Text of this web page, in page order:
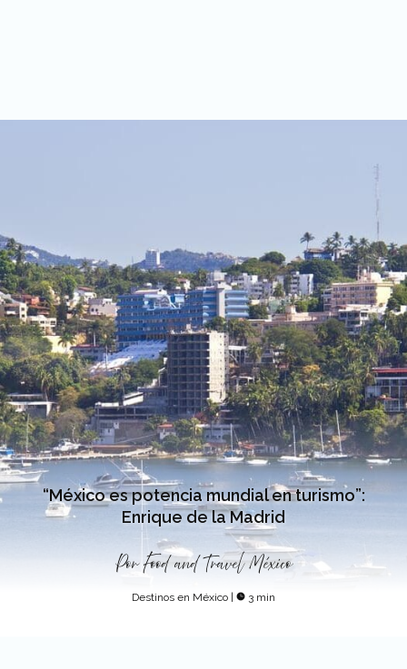
“México es potencia mundial en turismo”:
Enrique de la Madrid
Por Food and Travel México
Destinos en México | 3 min